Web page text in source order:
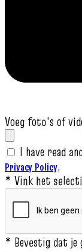
Voeg foto's of
I have read
Privacy Policy.
* Vink het
* Bevestig dat je